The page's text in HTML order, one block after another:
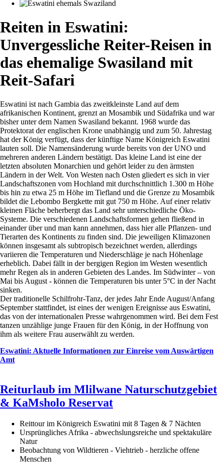
are
here
Reiten in Eswatini:
Unvergessliche Reiter-Reisen in
das ehemalige Swasiland mit
Reit-Safari
Eswatini ist nach Gambia das zweitkleinste Land auf dem
afrikanischen Kontinent, grenzt an Mosambik und Südafrika und war
bisher unter dem Namen Swasiland bekannt. 1968 wurde das
Protektorat der englischen Krone unabhängig und zum 50. Jahrestag
hat der König verfügt, dass der künftige Name Königreich Eswatini
lauten soll. Die Namensänderung wurde bereits von der UNO und
mehreren anderen Ländern bestätigt. Das kleine Land ist eine der
letzten absoluten Monarchien und gehört leider zu den ärmsten
Ländern in der Welt. Von Westen nach Osten gliedert es sich in vier
Landschaftszonen vom Hochland mit durchschnittlich 1.300 m Höhe
bis hin zu etwa 25 m Höhe im Tiefland und die Grenze zu Mosambik
bildet die Lebombo Bergkette mit gut 750 m Höhe. Auf einer relativ
kleinen Fläche beherbergt das Land sehr unterschiedliche Öko-
Systeme. Die verschiedenen Landschaftsformen gehen fließend in
einander über und man kann annehmen, dass hier alle Pflanzen- und
Tierarten des Kontinents zu finden sind. Die jeweiligen Klimazonen
können insgesamt als subtropisch bezeichnet werden, allerdings
variieren die Temperaturen und Niederschläge je nach Höhenlage
erheblich. Dabei fällt in der bergigen Region im Westen wesentlich
mehr Regen als in anderen Gebieten des Landes. Im Südwinter – von
Mai bis August - können die Temperaturen bis unter 5°C in der Nacht
sinken.
Der traditionelle Schilfrohr-Tanz, der jedes Jahr Ende August/Anfang
September stattfindet, ist eines der wenigen Ereignisse aus Eswatini,
das von der internationalen Presse wahrgenommen wird. Bei dem Fest
tanzen unzählige junge Frauen für den König, in der Hoffnung von
ihm als weitere Frau auserwählt zu werden.
Eswatini: Aktuelle Informationen zur Einreise vom Auswärtigen
Amt
Reiturlaub im Mlilwane Naturschutzgebiet
& KaMsholo Reservat
Reittour im Königreich Eswatini mit 8 Tagen & 7 Nächten
Ursprüngliches Afrika - abwechslungsreiche und spektakuläre
Natur
Beobachtung von Wildtieren - Viehtrieb - herzliche offene
Menschen